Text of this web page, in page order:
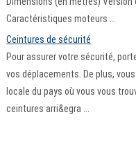
Caractéristiques moteurs ...
Ceintures de sécurité
Pour assurer votre sécurité,
vos déplacements. De plus,
locale du pays où vous vous
ceintures arri&egra ...